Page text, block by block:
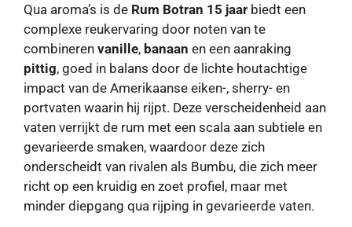
Qua aroma’s is de Rum Botran 15 jaar biedt een
complexe reukervaring door noten van te
combineren vanille, banaan en een aanraking
pittig, goed in balans door de lichte houtachtige
impact van de Amerikaanse eiken-, sherry- en
portvaten waarin hij rijpt. Deze verscheidenheid aan
vaten verrijkt de rum met een scala aan subtiele en
gevarieerde smaken, waardoor deze zich
onderscheidt van rivalen als Bumbu, die zich meer
richt op een kruidig ​​en zoet profiel, maar met
minder diepgang qua rijping in gevarieerde vaten.